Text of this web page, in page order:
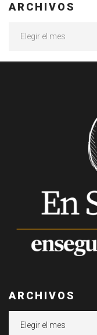
ARCHIVOS
ARCHIVOS